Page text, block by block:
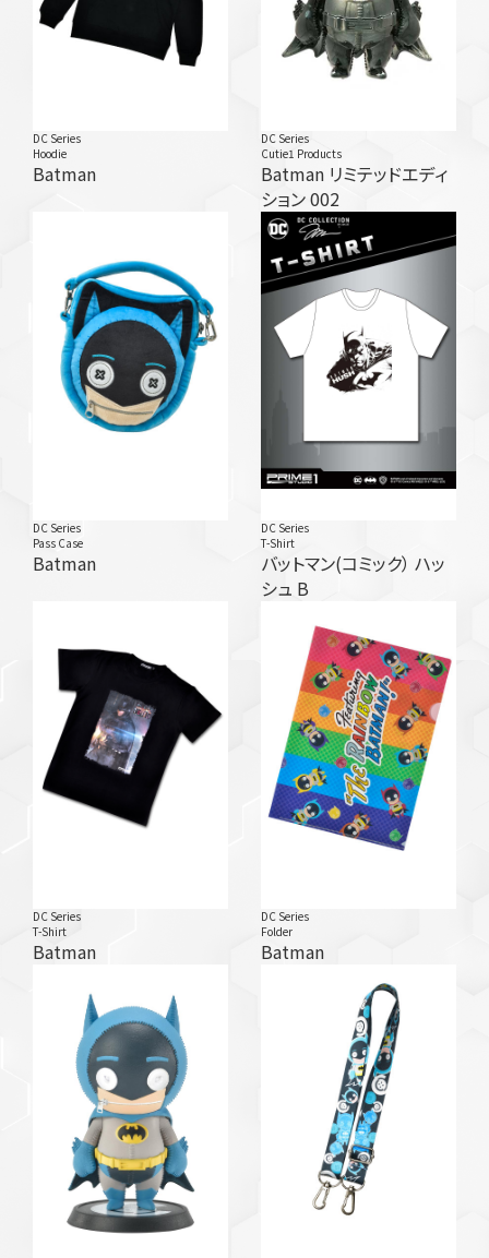
DC Series
Hoodie
Batman
DC Series
Cutie1 Products
Batman リミテッドエディ
ション 002
DC Series
Pass Case
Batman
DC Series
T-Shirt
バットマン(コミック） ハッ
シュ B
DC Series
T-Shirt
Batman
DC Series
Folder
Batman